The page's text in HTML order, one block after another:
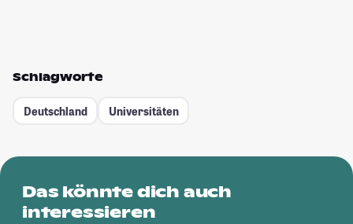
Schlagworte
Deutschland Universitäten
Das könnte dich auch
interessieren